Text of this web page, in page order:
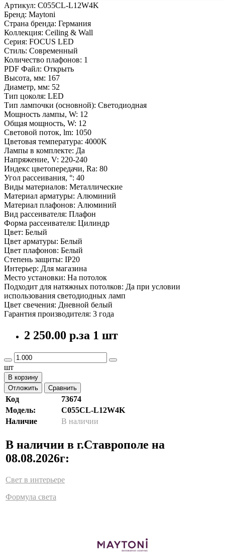
Артикул: C055CL-L12W4K
Бренд: Maytoni
Страна бренда: Германия
Коллекция: Ceiling & Wall
Серия: FOCUS LED
Стиль: Современный
Количество плафонов: 1
PDF Файл: Открыть
Высота, мм: 167
Диаметр, мм: 52
Тип цоколя: LED
Тип лампочки (основной): Светодиодная
Мощность лампы, W: 12
Общая мощность, W: 12
Световой поток, lm: 1050
Цветовая температура: 4000K
Лампы в комплекте: Да
Напряжение, V: 220-240
Индекс цветопередачи, Ra: 80
Угол рассеивания, °: 40
Виды материалов: Металлические
Материал арматуры: Алюминий
Материал плафонов: Алюминий
Вид рассеивателя: Плафон
Форма рассеивателя: Цилиндр
Цвет: Белый
Цвет арматуры: Белый
Цвет плафонов: Белый
Степень защиты: IP20
Интерьер: Для магазина
Место установки: На потолок
Подходит для натяжных потолков: Да при условии
использования светодиодных ламп
Цвет свечения: Дневной белый
Гарантия производителя: 3 года
2 250.00 р.за 1 шт
шт
В корзину
Отложить
Сравнить
Код
73674
Модель:
C055CL-L12W4K
Наличие
В наличии
В наличии в г.Ставрополе на
08.08.2026г:
Свет в интерьере
Формула света